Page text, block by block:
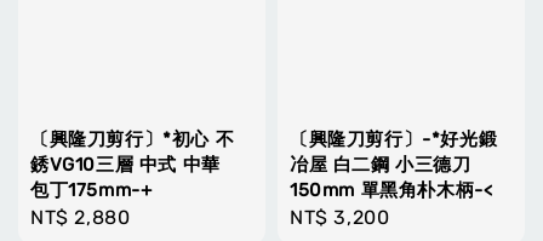
〔興隆刀剪行〕*初心 不
銹VG10三層 中式 中華
包丁175mm-+
Regular
NT$ 2,880
〔興隆刀剪行〕-*好光鍛
冶屋 白二鋼 小三德刀
150mm 單黑角朴木柄-<
Regular
NT$ 3,200